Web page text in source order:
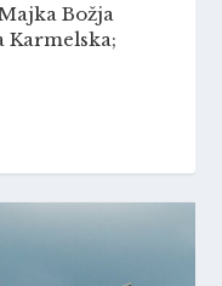
Božja
Karmelska;